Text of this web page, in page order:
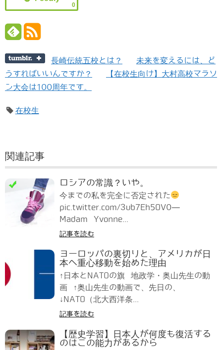
0
長崎伝統五校とは？
未来を変えるには、ど
うすればいいんですか？
【在校生向け】大村高校マラソ
ン大会は100周年です。
在校生
関連記事
ロシアの常識？いや。
今までの私を完全に否定された
pic.twitter.com/3ub7Eh5OV0—
Madam Yvonne...
記事を読む
ヨーロッパの裏切りと、アメリカが日
本へ重心移動を始めた理由
↑日本とNATOの旗 地政学・奥山先生の動
画 ↑奥山先生の動画で、先日の、
↓NATO（北大西洋条...
記事を読む
【歴史学習】日本人が何度も復活する
のはこの能力があるから